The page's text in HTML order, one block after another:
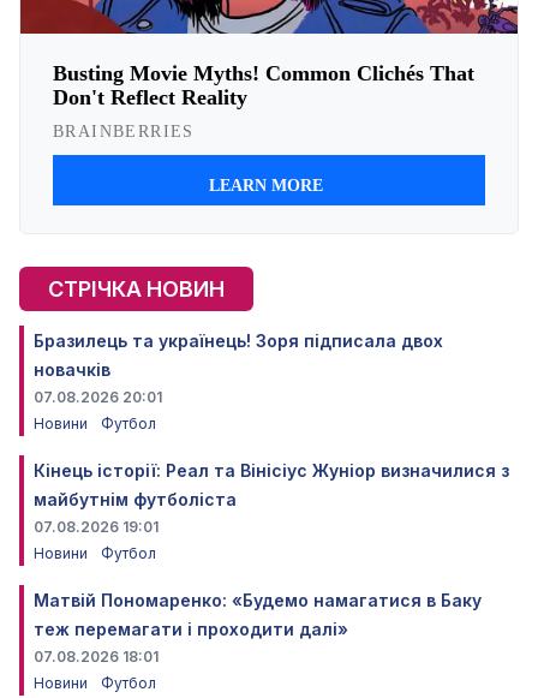
СТРІЧКА НОВИН
Бразилець та українець! Зоря підписала двох
новачків
07.08.2026 20:01
Новини
Футбол
Кінець історії: Реал та Вінісіус Жуніор визначилися з
майбутнім футболіста
07.08.2026 19:01
Новини
Футбол
Матвій Пономаренко: «Будемо намагатися в Баку
теж перемагати і проходити далі»
07.08.2026 18:01
Новини
Футбол